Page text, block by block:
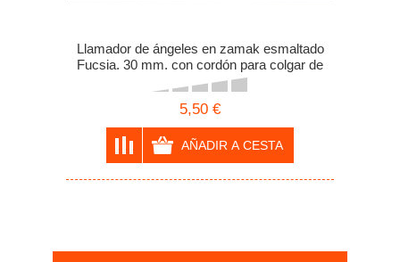
Llamador de ángeles en zamak esmaltado
Fucsia. 30 mm. con cordón para colgar de
antelina
5,50 €